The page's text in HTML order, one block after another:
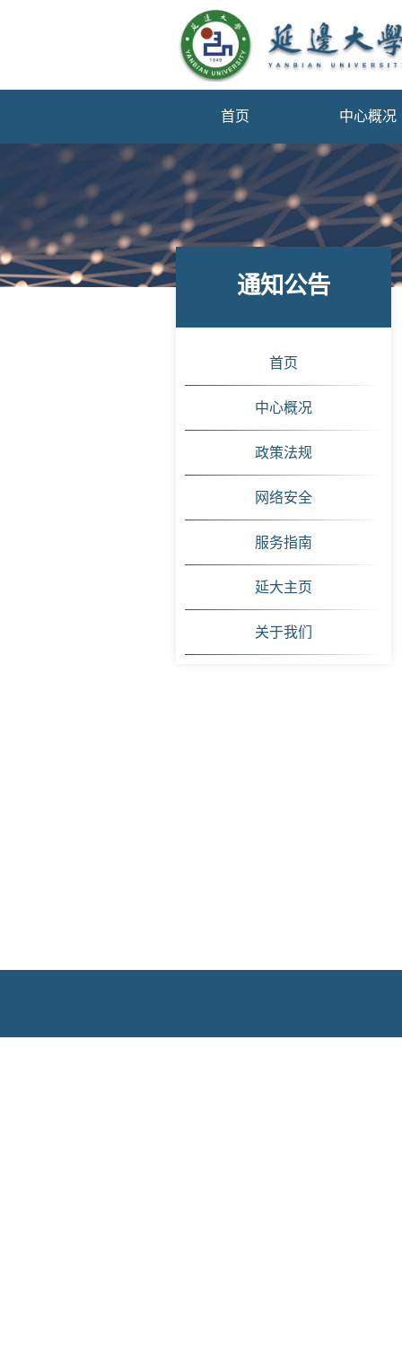
首页 中心概况
通知公告
首页
中心概况
政策法规
网络安全
服务指南
延大主页
关于我们